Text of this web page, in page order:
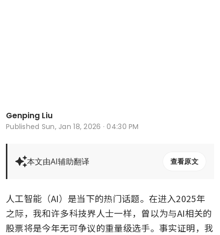
Genping Liu
Published Sun, Jan 18, 2026 · 04:30 PM
本文由AI辅助翻译 查看原文
人工智能（AI）是当下的热门话题。在进入2025年
之际，我和许多科技界人士一样，曾以为与AI相关的
股票将是今年无可争议的重量级选手。事实证明，我